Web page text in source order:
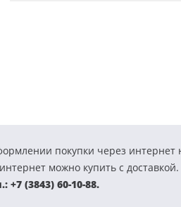
покупки через интернет
можно купить с
+7 (3843) 60-10-88.